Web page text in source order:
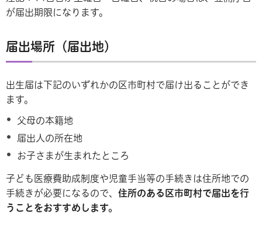
が届出期限になります。
届出場所（届出地）
出生届は下記のいずれかの区市町村で届け出ることができ
ます。
父母の本籍地
届出人の所在地
お子さまが生まれたところ
子ども医療費助成制度や児童手当等の手続きは住所地での
手続きが必要になるので、 住所のある区市町村で届出を行
うことをおすすめします。